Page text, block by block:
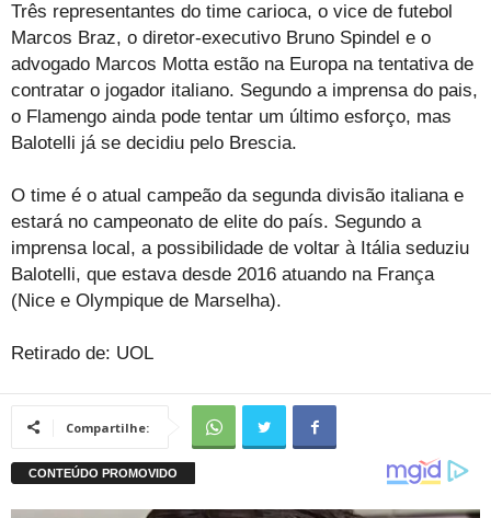
Três representantes do time carioca, o vice de futebol
Marcos Braz, o diretor-executivo Bruno Spindel e o
advogado Marcos Motta estão na Europa na tentativa de
contratar o jogador italiano. Segundo a imprensa do pais,
o Flamengo ainda pode tentar um último esforço, mas
Balotelli já se decidiu pelo Brescia.
O time é o atual campeão da segunda divisão italiana e
estará no campeonato de elite do país. Segundo a
imprensa local, a possibilidade de voltar à Itália seduziu
Balotelli, que estava desde 2016 atuando na França
(Nice e Olympique de Marselha).
Retirado de: UOL
Compartilhe: